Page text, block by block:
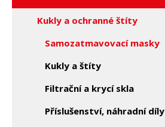
Kukly a ochranné štíty
Samozatmavovací masky
Kukly a štíty
Filtrační a krycí skla
Příslušenství, náhradní díly